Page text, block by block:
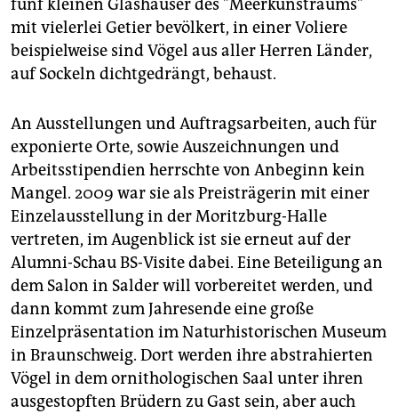
fünf kleinen Glashäuser des "Meerkunstraums"
mit vielerlei Getier bevölkert, in einer Voliere
beispielweise sind Vögel aus aller Herren Länder,
auf Sockeln dichtgedrängt, behaust.
An Ausstellungen und Auftragsarbeiten, auch für
exponierte Orte, sowie Auszeichnungen und
Arbeitsstipendien herrschte von Anbeginn kein
Mangel. 2009 war sie als Preisträgerin mit einer
Einzelausstellung in der Moritzburg-Halle
vertreten, im Augenblick ist sie erneut auf der
Alumni-Schau BS-Visite dabei. Eine Beteiligung an
dem Salon in Salder will vorbereitet werden, und
dann kommt zum Jahresende eine große
Einzelpräsentation im Naturhistorischen Museum
in Braunschweig. Dort werden ihre abstrahierten
Vögel in dem ornithologischen Saal unter ihren
ausgestopften Brüdern zu Gast sein, aber auch